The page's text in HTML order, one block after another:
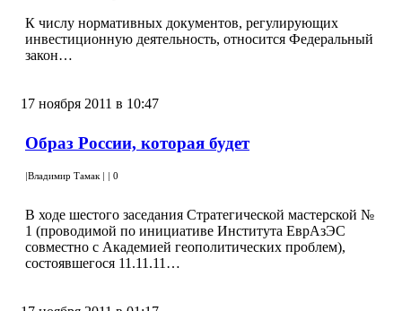
К числу нормативных документов, регулирующих
инвестиционную деятельность, относится Федеральный
закон…
17 ноября 2011 в 10:47
Образ России, которая будет
|Владимир Тамак | | 0
В ходе шестого заседания Стратегической мастерской №
1 (проводимой по инициативе Института ЕврАзЭС
совместно с Академией геополитических проблем),
состоявшегося 11.11.11…